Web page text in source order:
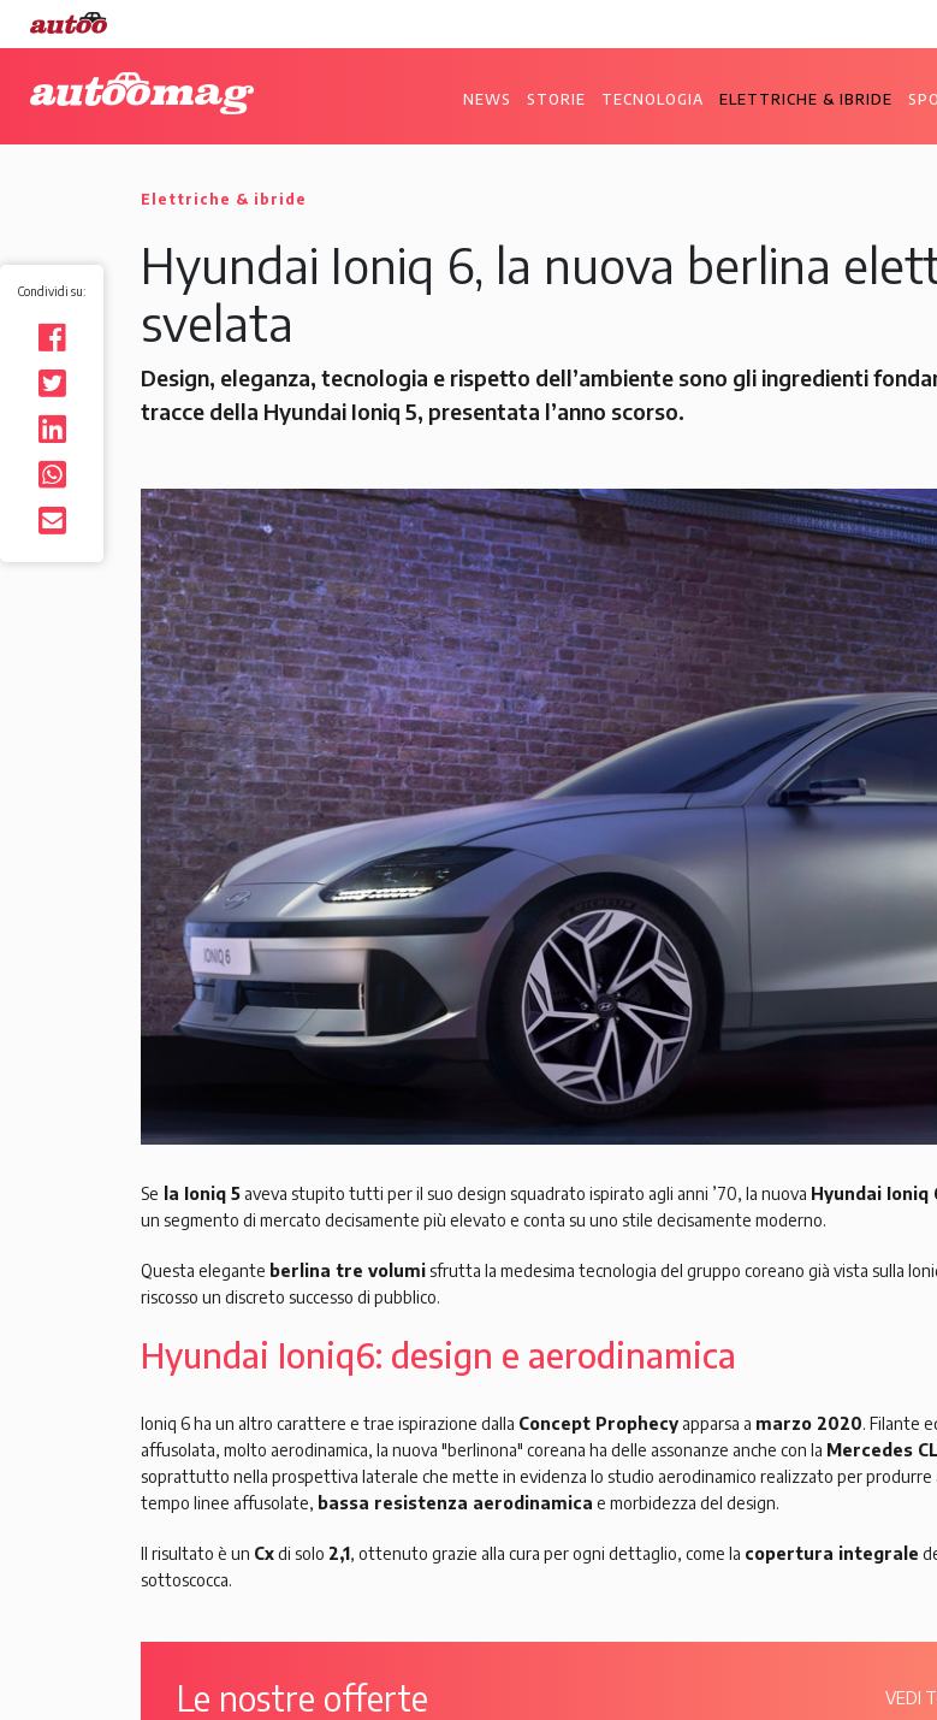
Elettriche & ibride
Hyundai Ioniq 6, la nuova berlina
svelata
Design, eleganza, tecnologia e rispetto dell’ambiente sono gli ingredienti
tracce della Hyundai Ioniq 5, presentata l’anno scorso.
Se la Ioniq 5 aveva stupito tutti per il suo design squadrato ispirato agli anni ’70, la nuova Hyundai Ioniq
un segmento di mercato decisamente più elevato e conta su uno stile decisamente moderno.
Questa elegante berlina tre volumisfrutta la medesima tecnologia del gruppo coreano già vista sulla
riscosso un discreto successo di pubblico.
Hyundai Ioniq6: design e aerodinamica
Ioniq 6 ha un altro carattere e trae ispirazione dalla Concept Prophecy apparsa a marzo 2020. Filante
affusolata, molto aerodinamica, la nuova "berlinona" coreana ha delle assonanze anche con la Mercedes
soprattutto nella prospettiva laterale che mette in evidenza lo studio aerodinamico realizzato per produrre
tempo linee affusolate, bassa resistenza aerodinamica e morbidezza del design.
Il risultato è un Cxdi solo 2,1, ottenuto grazie alla cura per ogni dettaglio, come la copertura integrale
sottoscocca.
Le nostre offerte VEDI
Condividi su:
NEWS STORIE TECNOLOGIA ELETTRICHE & IBRIDE